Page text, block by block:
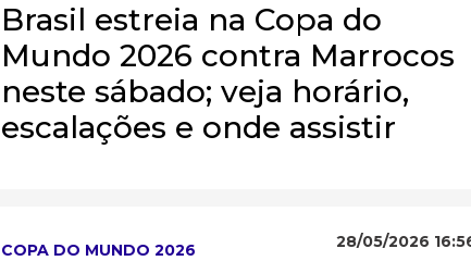
Brasil estreia na Copa do
Mundo 2026 contra Marrocos
neste sábado; veja horário,
escalações e onde assistir
COPA DO MUNDO 2026 28/05/2026